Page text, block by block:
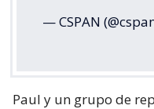
— CSPAN
Paul y un grupo de